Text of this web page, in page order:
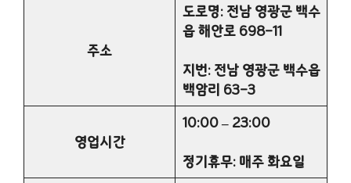
주소
도로명: 전남 영광군 백수
읍 해안로 698-11
지번: 전남 영광군 백수읍
백암리 63-3
영업시간
10:00 – 23:00
정기휴무: 매주 화요일